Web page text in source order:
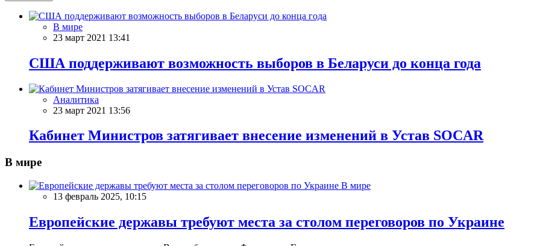
В мире
23 март 2021 13:41
США поддерживают возможность выборов в Беларуси до конца года
Аналитика
23 март 2021 13:56
Кабинет Министров затягивает внесение изменений в Устав SOCAR
В мире
В мире
13 февраль 2025, 10:15
Европейские державы требуют места за столом переговоров по Украине